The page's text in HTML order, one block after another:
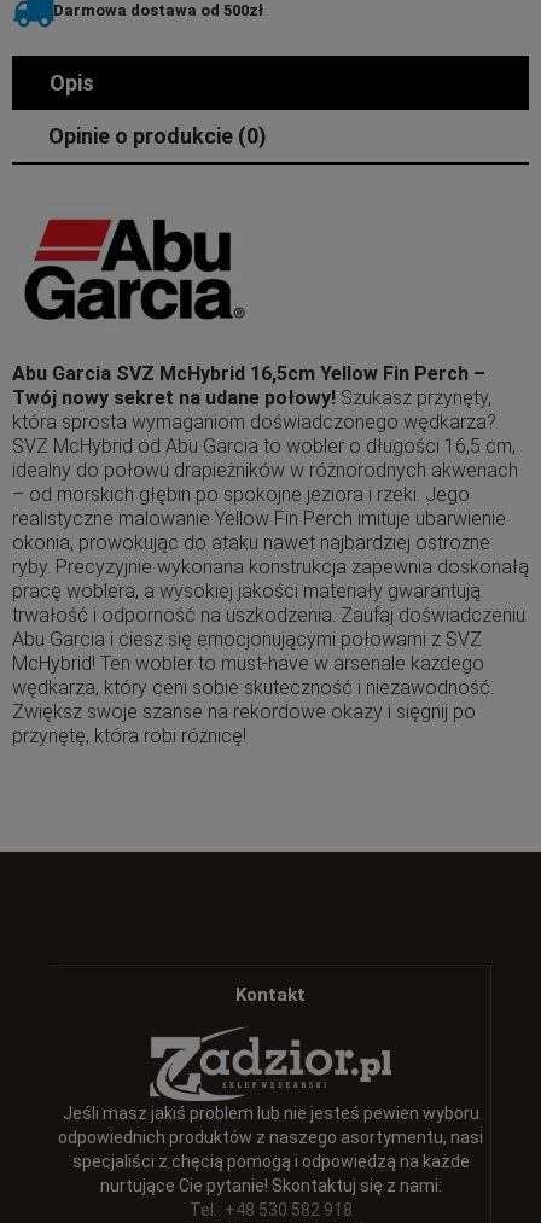
Darmowa dostawa od 500zł
Opis
Opinie o produkcie (0)
Abu Garcia SVZ McHybrid 16,5cm Yellow Fin Perch –
Twój nowy sekret na udane połowy! Szukasz przynęty,
która sprosta wymaganiom doświadczonego wędkarza?
SVZ McHybrid od Abu Garcia to wobler o długości 16,5 cm,
idealny do połowu drapieżników w różnorodnych akwenach
– od morskich głębin po spokojne jeziora i rzeki. Jego
realistyczne malowanie Yellow Fin Perch imituje ubarwienie
okonia, prowokując do ataku nawet najbardziej ostrożne
ryby. Precyzyjnie wykonana konstrukcja zapewnia doskonałą
pracę woblera, a wysokiej jakości materiały gwarantują
trwałość i odporność na uszkodzenia. Zaufaj doświadczeniu
Abu Garcia i ciesz się emocjonującymi połowami z SVZ
McHybrid! Ten wobler to must-have w arsenale każdego
wędkarza, który ceni sobie skuteczność i niezawodność.
Zwiększ swoje szanse na rekordowe okazy i sięgnij po
przynętę, która robi różnicę!
Kontakt
Jeśli masz jakiś problem lub nie jesteś pewien wyboru
odpowiednich produktów z naszego asortymentu, nasi
specjaliści z chęcią pomogą i odpowiedzą na każde
nurtujące Cie pytanie! Skontaktuj się z nami:
Tel.: +48 530 582 918